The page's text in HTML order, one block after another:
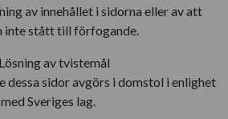
av innehållet i sidorna eller av att
inte stått till förfogande.
av tvistemål
dessa sidor avgörs i domstol i enlighet
med Sveriges lag.